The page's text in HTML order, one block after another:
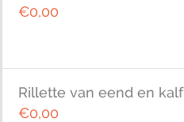
€0,00
Rillette van eend en kalf
€0,00